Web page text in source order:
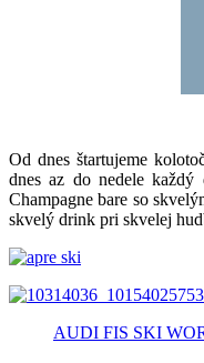
Od dnes štartujeme
dnes az do nedele
Champagne bare so
skvelý drink pri skvelej
AUDI FIS SKI